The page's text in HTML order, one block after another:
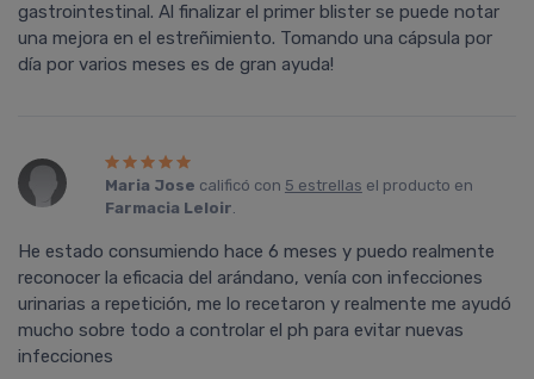
gastrointestinal. Al finalizar el primer blister se puede notar
una mejora en el estreñimiento. Tomando una cápsula por
día por varios meses es de gran ayuda!
Maria Jose calificó con 5 estrellas el producto en
Farmacia Leloir.
He estado consumiendo hace 6 meses y puedo realmente
reconocer la eficacia del arándano, venía con infecciones
urinarias a repetición, me lo recetaron y realmente me ayudó
mucho sobre todo a controlar el ph para evitar nuevas
infecciones